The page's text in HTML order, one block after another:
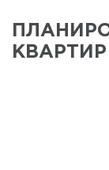
КВАРТИР